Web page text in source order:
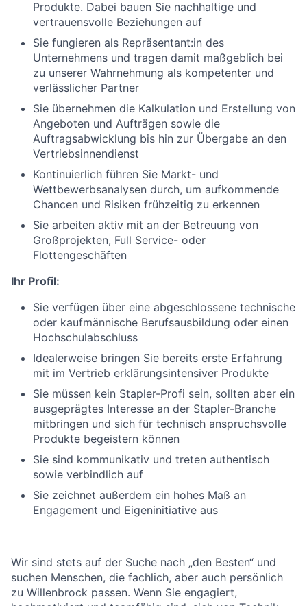
Produkte. Dabei bauen Sie nachhaltige und
vertrauensvolle Beziehungen auf
Sie fungieren als Repräsentant:in des
Unternehmens und tragen damit maßgeblich bei
zu unserer Wahrnehmung als kompetenter und
verlässlicher Partner
Sie übernehmen die Kalkulation und Erstellung von
Angeboten und Aufträgen sowie die
Auftragsabwicklung bis hin zur Übergabe an den
Vertriebsinnendienst
Kontinuierlich führen Sie Markt- und
Wettbewerbsanalysen durch, um aufkommende
Chancen und Risiken frühzeitig zu erkennen
Sie arbeiten aktiv mit an der Betreuung von
Großprojekten, Full Service- oder
Flottengeschäften
Ihr Profil:
Sie verfügen über eine abgeschlossene technische
oder kaufmännische Berufsausbildung oder einen
Hochschulabschluss
Idealerweise bringen Sie bereits erste Erfahrung
mit im Vertrieb erklärungsintensiver Produkte
Sie müssen kein Stapler-Profi sein, sollten aber ein
ausgeprägtes Interesse an der Stapler-Branche
mitbringen und sich für technisch anspruchsvolle
Produkte begeistern können
Sie sind kommunikativ und treten authentisch
sowie verbindlich auf
Sie zeichnet außerdem ein hohes Maß an
Engagement und Eigeninitiative aus
Wir sind stets auf der Suche nach „den Besten“ und
suchen Menschen, die fachlich, aber auch persönlich
zu Willenbrock passen. Wenn Sie engagiert,